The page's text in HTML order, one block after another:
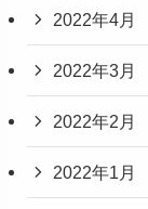
2022年4月
2022年3月
2022年2月
2022年1月